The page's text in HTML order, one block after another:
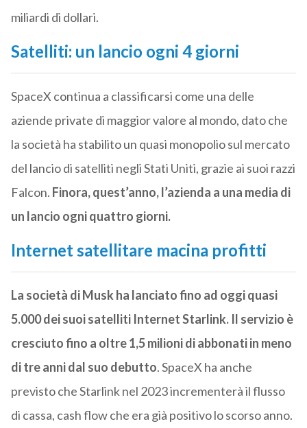
miliardi di dollari.
Satelliti: un lancio ogni 4 giorni
SpaceX continua a classificarsi come una delle
aziende private di maggior valore al mondo, dato che
la società ha stabilito un quasi monopolio sul mercato
del lancio di satelliti negli Stati Uniti, grazie ai suoi razzi
Falcon. Finora, quest’anno, l’azienda a una media di
un lancio ogni quattro giorni.
Internet satellitare macina profitti
La società di Musk ha lanciato fino ad oggi quasi
5.000 dei suoi satelliti Internet Starlink. Il servizio è
cresciuto fino a oltre 1,5 milioni di abbonati in meno
di tre anni dal suo debutto. SpaceX ha anche
previsto che Starlink nel 2023 incrementerà il flusso
di cassa, cash flow che era già positivo lo scorso anno.